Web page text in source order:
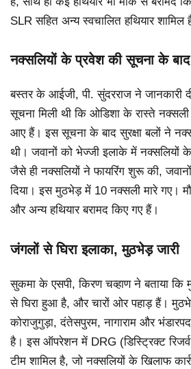
SLR सहित अन्य स्वचालित हथियार शामिल
नक्सलियों के प्रवेश की सूचना के बाद
बस्तर के आईजी, पी. सुंदरराज ने जानकारी
सूचना मिली थी कि ओडिशा के रास्ते
आए हैं। इस सूचना के बाद सुरक्षा बलों ने
थी। जवानों को भेज्जी इलाके में नक्सलियों के
जैसे ही नक्सलियों ने फायरिंग शुरू की,
दिया। इस मुठभेड़ में 10 नक्सली मारे गए।
और अन्य हथियार बरामद किए गए हैं।
जंगलों से घिरा इलाका, मुठभेड़ जारी
सुकमा के एसपी, किरण चव्हाण ने बताया
से घिरा हुआ है, और चारों ओर पहाड़ हैं।
कोराजुगुड़ा, दंतेसपुरम, नागाराम और
है। इस ऑपरेशन में DRG (डिस्ट्रिक्ट
टीम शामिल है, जो नक्सलियों के खिलाफ